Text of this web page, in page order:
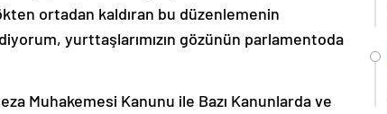
ortadan kaldıran bu düzenlemenin
yurttaşlarımızın gözünün parlamentoda
Muhakemesi Kanunu ile Bazı Kanunlarda ve